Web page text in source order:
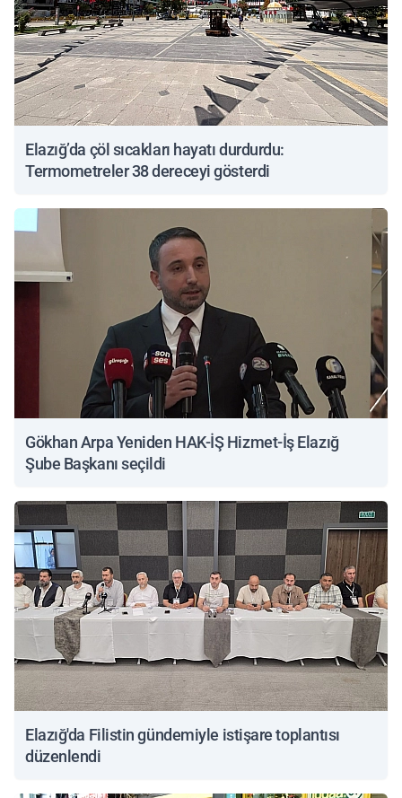
Elazığ’da çöl sıcakları hayatı durdurdu:
Termometreler 38 dereceyi gösterdi
Gökhan Arpa Yeniden HAK-İŞ Hizmet-İş Elazığ
Şube Başkanı seçildi
Elazığ'da Filistin gündemiyle istişare toplantısı
düzenlendi